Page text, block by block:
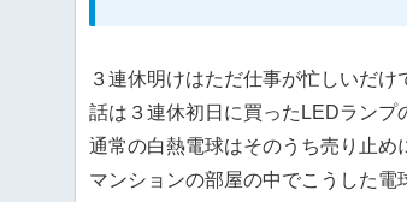
３連休明けはただ仕事が忙しいだけ
話は３連休初日に買ったLEDランプ
通常の白熱電球はそのうち売り止め
マンションの部屋の中でこうした電